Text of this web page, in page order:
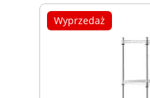
Wyprzedaż